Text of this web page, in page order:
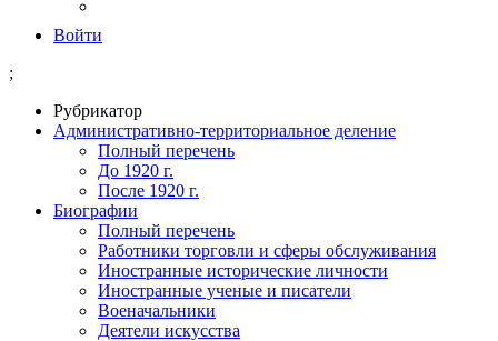
Войти
;
Рубрикатор
Административно-территориальное деление
Полный перечень
До 1920 г.
После 1920 г.
Биографии
Полный перечень
Работники торговли и сферы обслуживания
Иностранные исторические личности
Иностранные ученые и писатели
Военачальники
Деятели искусства